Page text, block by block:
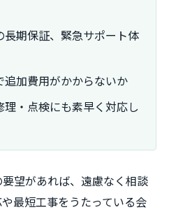
長期保証、緊急サポート体
加費用がかからないか
・点検にも素早く対応し
望があれば、遠慮なく相談
最短工事をうたっている会